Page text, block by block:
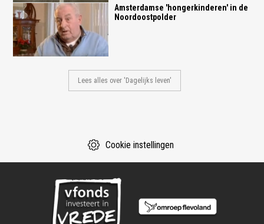
Amsterdamse 'hongerkinderen' in de
Noordoostpolder
Lees alles over 'Dagelijks leven'
Cookie instellingen